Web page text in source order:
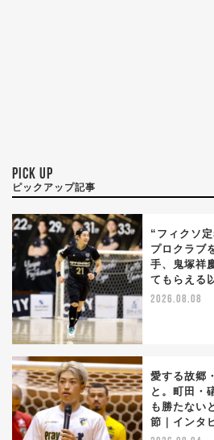
PICK UP
ピックアップ記事
“フィクソ
プロクラブ
手、鬼塚祥
てもらえる
2026.08.08
愛する故郷
と。町田・
も勝たない
節｜インタ